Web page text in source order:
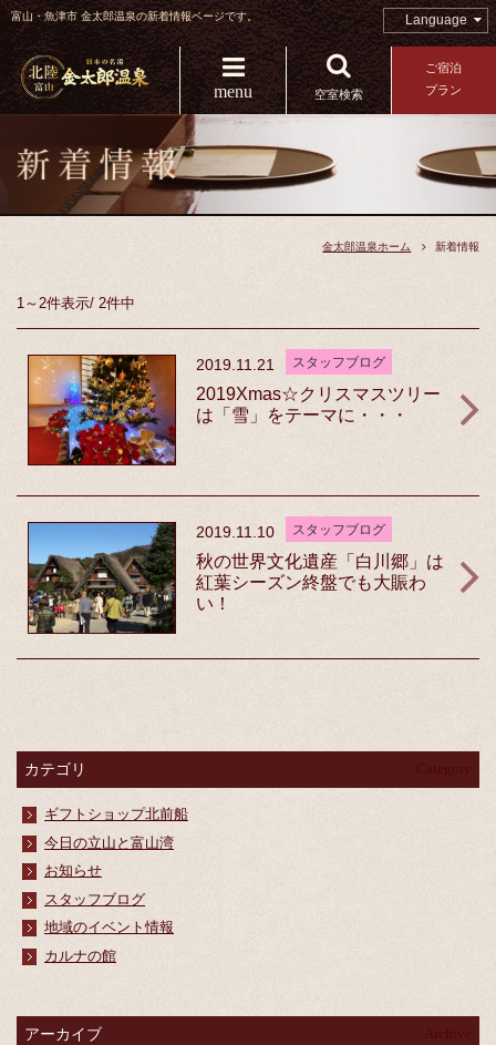
富山・魚津市 金太郎温泉の新着情報ページです。 Language
menu 空室検索
ご宿泊
プラン
金太郎温泉ホーム 新着情報
1～2件表示/ 2件中
2019.11.21 スタッフブログ
2019Xmas☆クリスマスツリー
は「雪」をテーマに・・・
2019.11.10 スタッフブログ
秋の世界文化遺産「白川郷」は
紅葉シーズン終盤でも大賑わ
い！
カテゴリ
ギフトショップ北前船
今日の立山と富山湾
お知らせ
スタッフブログ
地域のイベント情報
カルナの館
アーカイブ